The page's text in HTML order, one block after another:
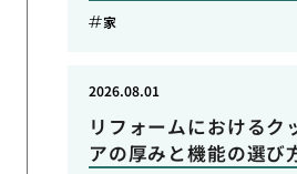
家
リフォームにおけるク
アの厚みと機能の選び
2026.08.01